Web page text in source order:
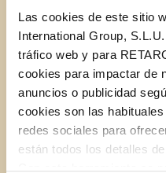
Las cookies de este sitio
International Group,
tráfico web y para
cookies para impactar de
anuncios o publicidad
cookies son las
redes sociales para
están todos los detalles
For the Apple Slaw:
2 tablespoonsSTAR
Vinegar
4 tablespoons plain